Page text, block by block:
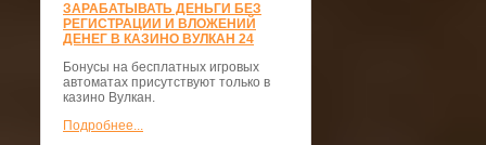
ЗАРАБАТЫВАТЬ ДЕНЬГИ БЕЗ
РЕГИСТРАЦИИ И ВЛОЖЕНИЙ
ДЕНЕГ В КАЗИНО ВУЛКАН 24
Бонусы на бесплатных игровых
автоматах присутствуют только в
казино Вулкан.
Подробнее...